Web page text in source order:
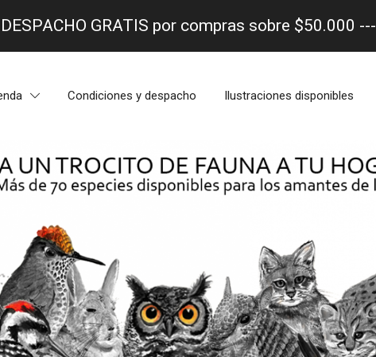
Condiciones y despacho Ilustraciones disponibles
GRATIS por compras sobre $50.000 ---